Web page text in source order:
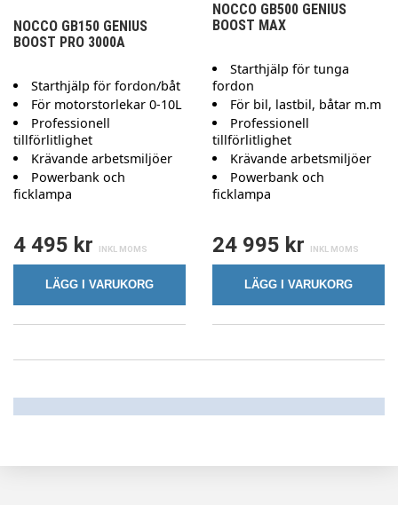
NOCCO GB150 GENIUS
BOOST PRO 3000A
Starthjälp för fordon/båt
För motorstorlekar 0-10L
Professionell
tillförlitlighet
Krävande arbetsmiljöer
Powerbank och
ficklampa
4 495 kr
LÄGG I VARUKORG
NOCCO GB500 GENIUS
BOOST MAX
Starthjälp för tunga
fordon
För bil, lastbil, båtar m.m
Professionell
tillförlitlighet
Krävande arbetsmiljöer
Powerbank och
ficklampa
24 995 kr
LÄGG I VARUKORG